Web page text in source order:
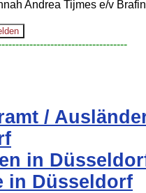
Andrea Tijmes e/v
/
in
in Düsseldorf